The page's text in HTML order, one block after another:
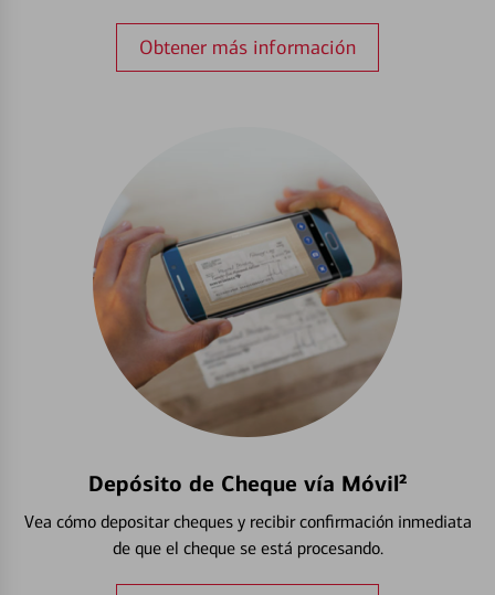
Obtener más información
Depósito de Cheque vía Móvil²
Vea cómo depositar cheques y recibir confirmación inmediata
de que el cheque se está procesando.